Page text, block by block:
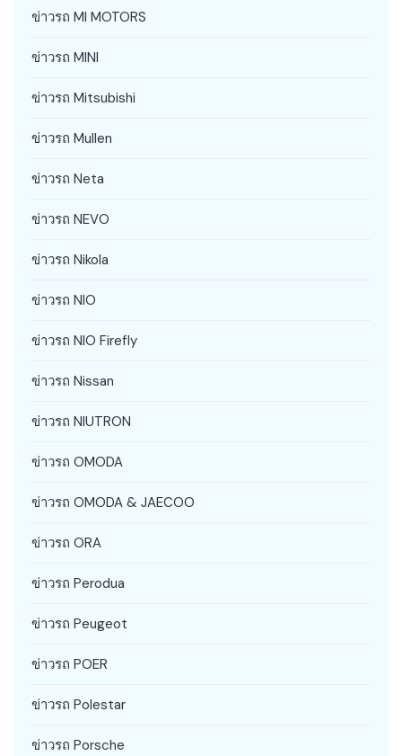
ข่าวรถ MI MOTORS
ข่าวรถ MINI
ข่าวรถ Mitsubishi
ข่าวรถ Mullen
ข่าวรถ Neta
ข่าวรถ NEVO
ข่าวรถ Nikola
ข่าวรถ NIO
ข่าวรถ NIO Firefly
ข่าวรถ Nissan
ข่าวรถ NIUTRON
ข่าวรถ OMODA
ข่าวรถ OMODA & JAECOO
ข่าวรถ ORA
ข่าวรถ Perodua
ข่าวรถ Peugeot
ข่าวรถ POER
ข่าวรถ Polestar
ข่าวรถ Porsche